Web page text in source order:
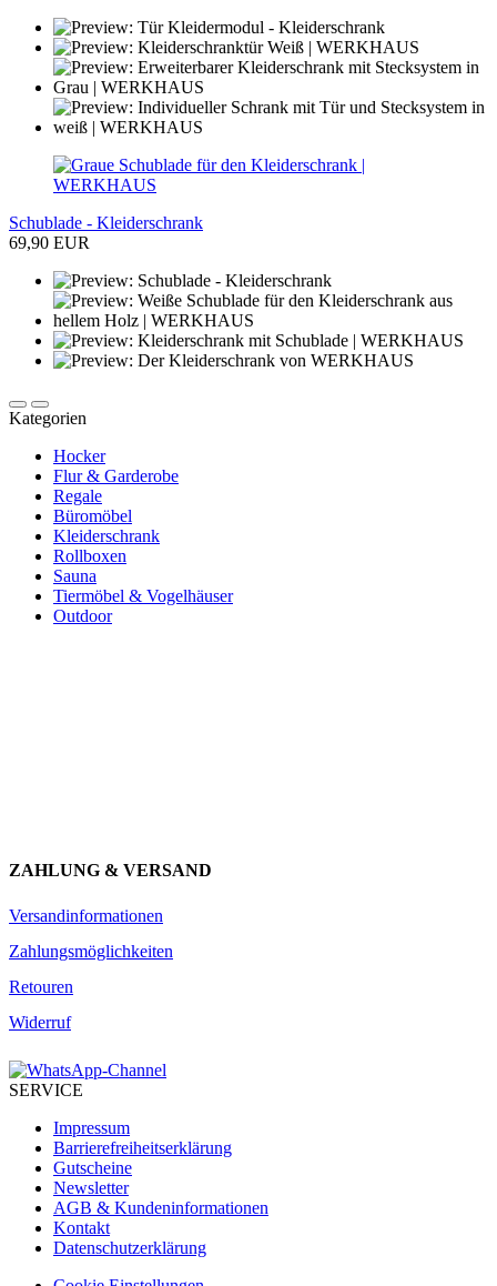
Schublade - Kleiderschrank
69,90 EUR
Kategorien
Hocker
Flur & Garderobe
Regale
Büromöbel
Kleiderschrank
Rollboxen
Sauna
Tiermöbel & Vogelhäuser
Outdoor
ZAHLUNG & VERSAND
Versandinformationen
Zahlungsmöglichkeiten
Retouren
Widerruf
SERVICE
Impressum
Barrierefreiheitserklärung
Gutscheine
Newsletter
AGB & Kundeninformationen
Kontakt
Datenschutzerklärung